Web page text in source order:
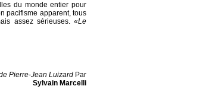
du monde entier pour
pacifisme apparent, tous
assez sérieuses. «Le
Pierre-Jean Luizard Par
Sylvain Marcelli